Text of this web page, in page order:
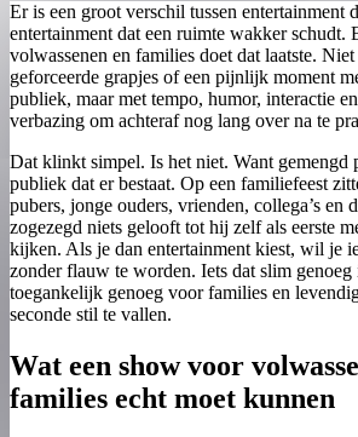
Er is een groot verschil tussen entertainment
entertainment dat een ruimte wakker schudt.
volwassenen en families doet dat laatste.
geforceerde grapjes of een pijnlijk moment
publiek, maar met tempo, humor, interactie
verbazing om achteraf nog lang over na te
Dat klinkt simpel. Is het niet. Want gemengd
publiek dat er bestaat. Op een familiefeest
pubers, jonge ouders, vrienden, collega’s en
zogezegd niets gelooft tot hij zelf als eerste
kijken. Als je dan entertainment kiest, wil je
zonder flauw te worden. Iets dat slim genoeg
toegankelijk genoeg voor families en
seconde stil te vallen.
Wat een show voor
families echt moet kunnen